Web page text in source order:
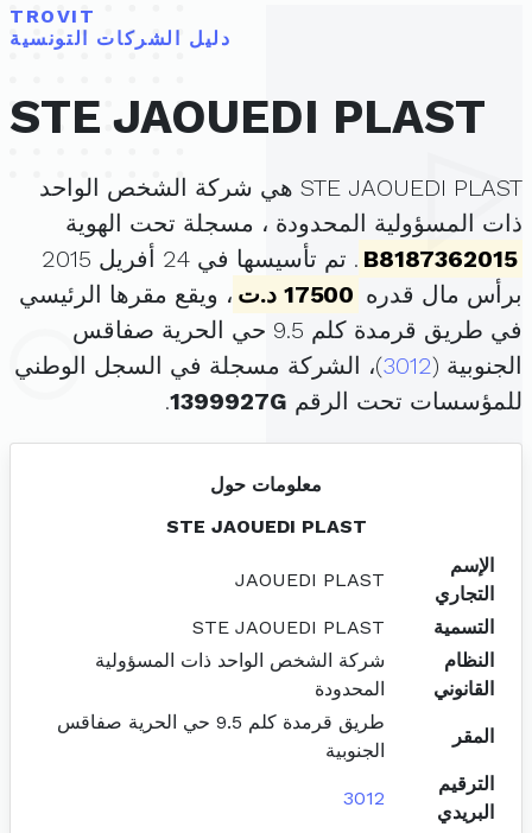
TROVIT
دليل الشركات التونسية
STE JAOUEDI PLAST
STE JAOUEDI PLAST هي شركة الشخص الواحد
ذات المسؤولية المحدودة ، مسجلة تحت الهوية
B8187362015
. تم تأسيسها في 24 أفريل 2015
برأس مال قدره 17500 د.ت
، ويقع مقرها الرئيسي
في طريق قرمدة كلم 9.5 حي الحرية صفاقس
الجنوبية (3012)، الشركة مسجلة في السجل الوطني
للمؤسسات تحت الرقم 1399927G
.
معلومات حول
STE JAOUEDI PLAST
الإسم
التجاري
JAOUEDI PLAST
التسمية
STE JAOUEDI PLAST
النظام
القانوني
شركة الشخص الواحد ذات المسؤولية
المحدودة
المقر
طريق قرمدة كلم 9.5 حي الحرية صفاقس
الجنوبية
الترقيم
البريدي
3012